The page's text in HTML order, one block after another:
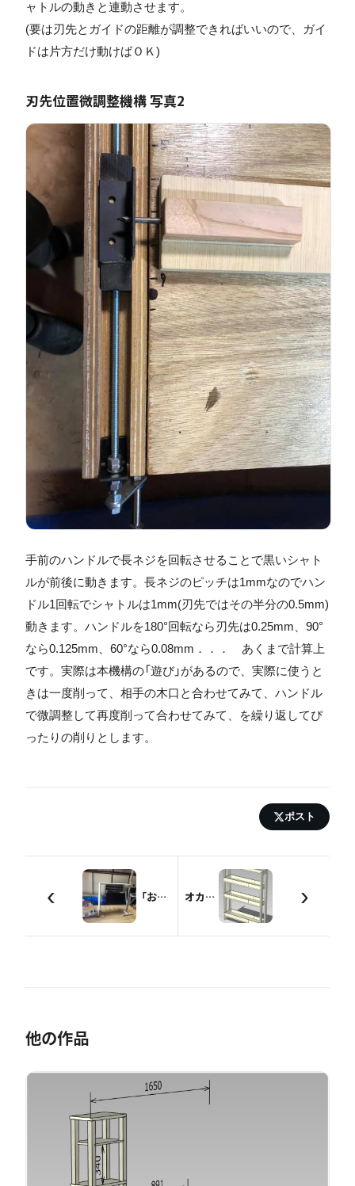
ャトルの動きと連動させます。
(要は刃先とガイドの距離が調整できればいいので、ガイ
ドは片方だけ動けばＯＫ)
刃先位置微調整機構 写真2
手前のハンドルで長ネジを回転させることで黒いシャト
ルが前後に動きます。長ネジのピッチは1mmなのでハン
ドル1回転でシャトルは1mm(刃先ではその半分の0.5mm)
動きます。ハンドルを180°回転なら刃先は0.25mm、90°
なら0.125mm、60°なら0.08mm．．． あくまで計算上
です。実際は本機構の「遊び」があるので、実際に使うと
きは一度削って、相手の木口と合わせてみて、ハンドル
で微調整して再度削って合わせてみて、を繰り返してぴ
ったりの削りとします。
ポスト
‹ 「お~い！ちょっとそっち持って」と「真っ直ぐ立ちなさい」 オカモチ型可搬式工具棚 ›
他の作品